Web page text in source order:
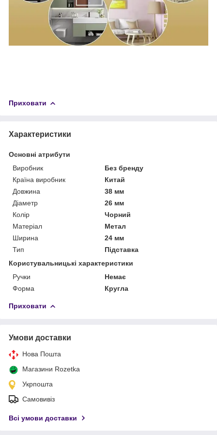
Приховати
Характеристики
Основні атрибути
Виробник
Без бренду
Країна виробник
Китай
Довжина
38 мм
Діаметр
26 мм
Колір
Чорний
Матеріал
Метал
Ширина
24 мм
Тип
Підставка
Користувальницькі характеристики
Ручки
Немає
Форма
Кругла
Приховати
Умови доставки
Нова Пошта
Магазини Rozetka
Укрпошта
Самовивіз
Всі умови доставки